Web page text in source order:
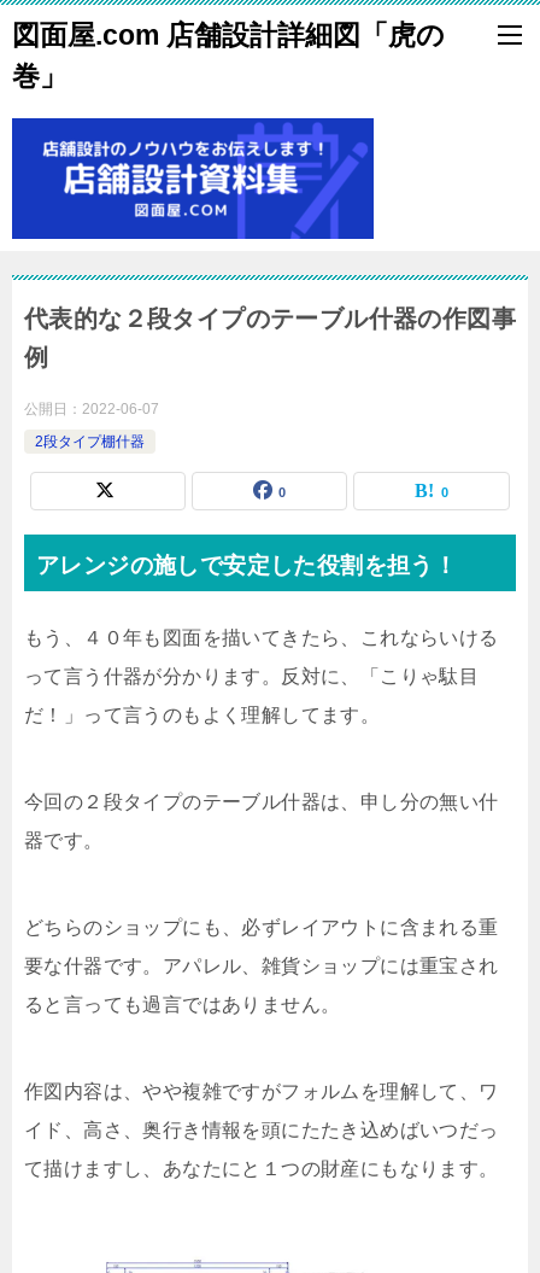
図面屋.com 店舗設計詳細図「虎の
巻」
代表的な２段タイプのテーブル什器の作図事
例
公開日： 2022-06-07
2段タイプ棚什器
0 0
アレンジの施しで安定した役割を担う！
もう、４０年も図面を描いてきたら、これならいける
って言う什器が分かります。反対に、「こりゃ駄目
だ！」って言うのもよく理解してます。
今回の２段タイプのテーブル什器は、申し分の無い什
器です。
どちらのショップにも、必ずレイアウトに含まれる重
要な什器です。アパレル、雑貨ショップには重宝され
ると言っても過言ではありません。
作図内容は、やや複雑ですがフォルムを理解して、ワ
イド、高さ、奥行き情報を頭にたたき込めばいつだっ
て描けますし、あなたにと１つの財産にもなります。